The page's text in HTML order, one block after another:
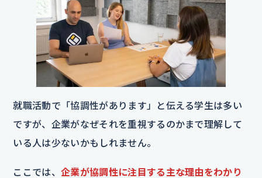
就職活動で「協調性があります」と伝える学生は多い
ですが、企業がなぜそれを重視するのかまで理解して
いる人は少ないかもしれません。
ここでは、 企業が協調性に注目する主な理由をわかり